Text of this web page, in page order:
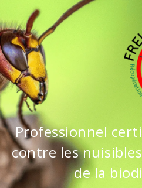
Professionnel
contre les
de la